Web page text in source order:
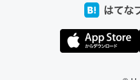
生で親と会える残り時間を日数に
するくらいだった遠方の父67歳と僕